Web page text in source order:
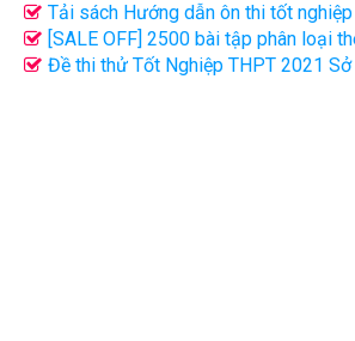
(Mã đề 416)
Tải sách Hướng dẫn ôn thi tốt
2021 môn Tiếng Anh PDF
[SALE OFF] 2500 bài tập phân loại
Tiếng Anh FIle word có giải chi tiết
Đề thi thử Tốt Nghiệp THPT 2021 Sở